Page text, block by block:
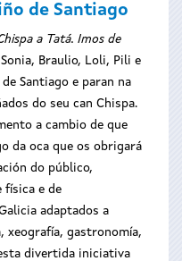
de Santiago
a Tatá. Imos de
Braulio, Loli, Pili e
Santiago e paran na
do seu can Chispa.
a cambio de que
da oca que os obrigará
do público,
física e de
adaptados a
xeografía, gastronomía,
divertida iniciativa